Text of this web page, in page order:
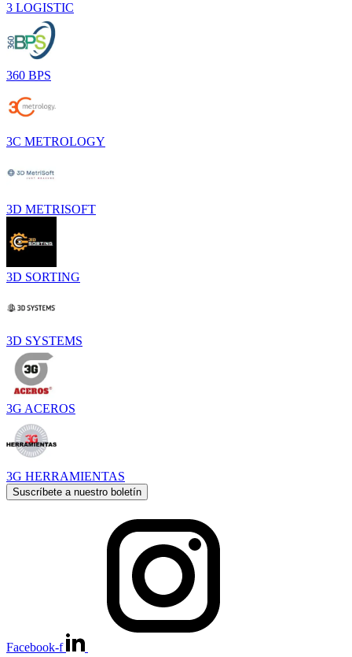
3 LOGISTIC
360 BPS
3C METROLOGY
3D METRISOFT
3D SORTING
3D SYSTEMS
3G ACEROS
3G HERRAMIENTAS
Suscríbete a nuestro boletín
Facebook-f